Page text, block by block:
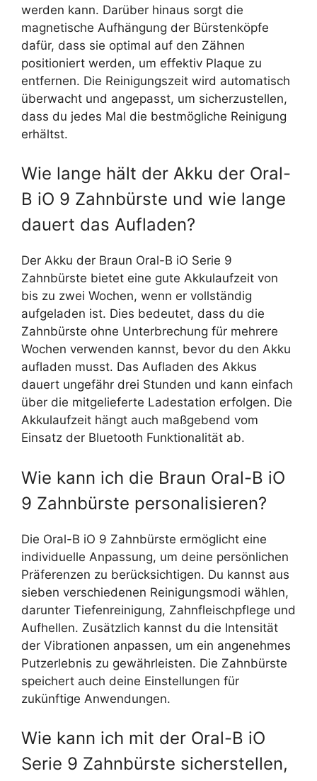
werden kann. Darüber hinaus sorgt die
magnetische Aufhängung der Bürstenköpfe
dafür, dass sie optimal auf den Zähnen
positioniert werden, um effektiv Plaque zu
entfernen. Die Reinigungszeit wird automatisch
überwacht und angepasst, um sicherzustellen,
dass du jedes Mal die bestmögliche Reinigung
erhältst.
Wie lange hält der Akku der Oral-
B iO 9 Zahnbürste und wie lange
dauert das Aufladen?
Der Akku der Braun Oral-B iO Serie 9
Zahnbürste bietet eine gute Akkulaufzeit von
bis zu zwei Wochen, wenn er vollständig
aufgeladen ist. Dies bedeutet, dass du die
Zahnbürste ohne Unterbrechung für mehrere
Wochen verwenden kannst, bevor du den Akku
aufladen musst. Das Aufladen des Akkus
dauert ungefähr drei Stunden und kann einfach
über die mitgelieferte Ladestation erfolgen. Die
Akkulaufzeit hängt auch maßgebend vom
Einsatz der Bluetooth Funktionalität ab.
Wie kann ich die Braun Oral-B iO
9 Zahnbürste personalisieren?
Die Oral-B iO 9 Zahnbürste ermöglicht eine
individuelle Anpassung, um deine persönlichen
Präferenzen zu berücksichtigen. Du kannst aus
sieben verschiedenen Reinigungsmodi wählen,
darunter Tiefenreinigung, Zahnfleischpflege und
Aufhellen. Zusätzlich kannst du die Intensität
der Vibrationen anpassen, um ein angenehmes
Putzerlebnis zu gewährleisten. Die Zahnbürste
speichert auch deine Einstellungen für
zukünftige Anwendungen.
Wie kann ich mit der Oral-B iO
Serie 9 Zahnbürste sicherstellen,